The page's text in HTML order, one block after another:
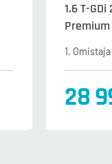
1.6 T-
Premium
1. Omistaja
28